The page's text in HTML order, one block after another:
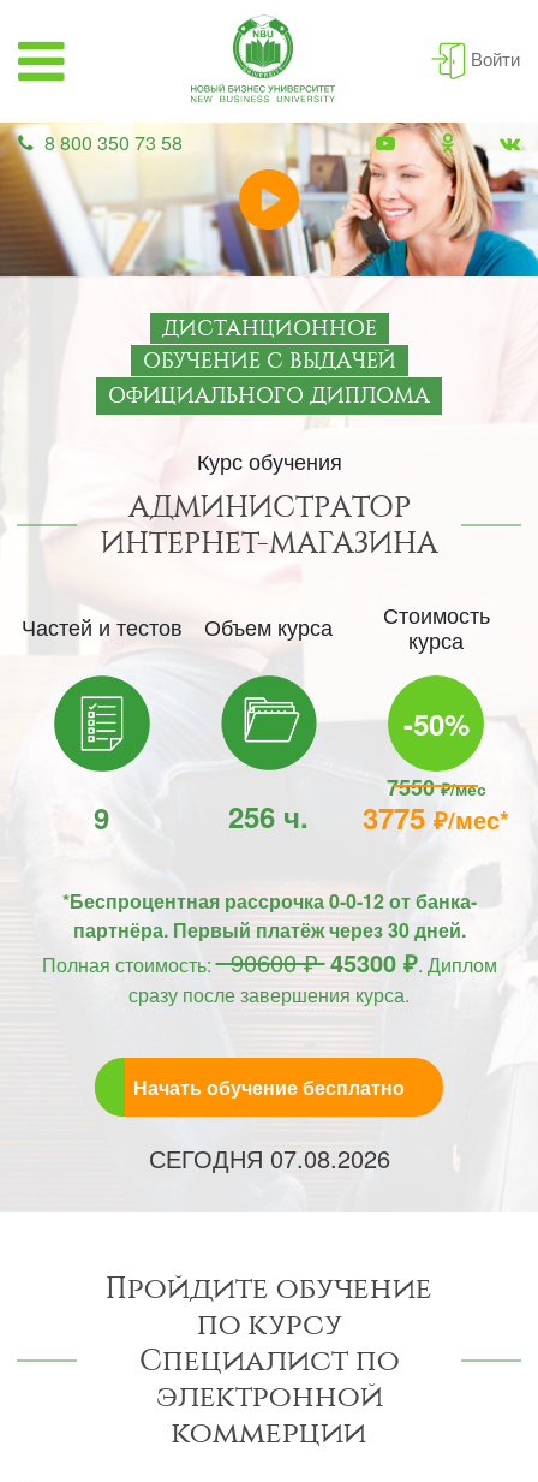
Войти
8 800 350 73 58
ДИСТАНЦИОННОЕ
ОБУЧЕНИЕ С ВЫДАЧЕЙ
ОФИЦИАЛЬНОГО ДИПЛОМА
Курс обучения
АДМИНИСТРАТОР
ИНТЕРНЕТ-МАГАЗИНА
Частей и тестов
9
Объем курса
256 ч.
Стоимость
курса
-50%
7550₽/мес
3775₽/мес*
*Беспроцентная рассрочка 0-0-12 от банка-
партнёра. Первый платёж через 30 дней.
Полная стоимость:90600 ₽45300 ₽. Диплом
сразу после завершения курса.
Начать обучение бесплатно
СЕГОДНЯ 07.08.2026
Пройдите обучение
по курсу
Специалист по
электронной
коммерции